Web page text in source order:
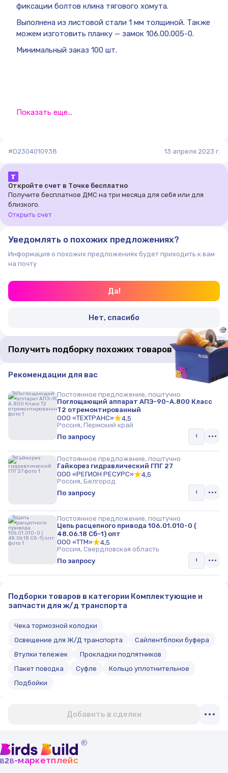
фиксации болтов клина тягового хомута.
Выполнена из листовой стали 1 мм толщиной. Также
можем изготовить планку — замок 106.00.005-0.
Минимальный заказ 100 шт.
Показать еще...
#D2304010938 13 апреля 2023 г.
Т
Откройте счет в Точке бесплатно
Получите бесплатное ДМС на три месяца для себя или для
близкого.
Открыть счет
Уведомлять о похожих предложениях?
Информация о похожих предложениях будет приходить к вам
на почту
Да!
Нет, спасибо
Получить подборку похожих товаров
Рекомендации для вас
Постоянное предложение, поштучно
Поглощающий аппарат АПЭ-90-А.800 Класс
Т2 отремонтированный
ООО «ТЕХТРАНС»
4,5
Россия, Пермский край
По запросу
Постоянное предложение, поштучно
Гайкорез гидравлический ГПГ 27
ООО «РЕГИОН РЕСУРС»
4,5
Россия, Белгород
По запросу
Постоянное предложение, поштучно
Цепь расцепного привода 106.01.010-0 (
48.06.18 Сб-1) опт
ООО «ТТМ»
4,5
Россия, Свердловская область
По запросу
Подборки товаров в категории Комплектующие и
запчасти для ж/д транспорта
Чека тормозной колодки
Освещение для Ж/Д транспорта
Сайлентблоки буфера
Втулки тележек
Прокладки подпятников
Пакет поводка
Суфле
Кольцо уплотнительное
Подбойки
Добавить в сделки
®
b2b-маркетплейс